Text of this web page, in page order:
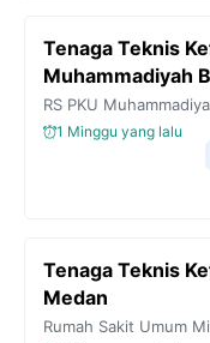
Tenaga Teknis
Muhammadiyah
RS PKU
1 Minggu yang lalu
Tenaga Teknis
Medan
Rumah Sakit Umum